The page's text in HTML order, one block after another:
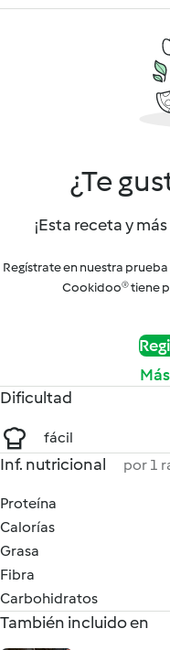
¿Te
¡Esta receta y
Regístrate en nuestra
Cookidoo® tiene
Dificultad
fácil
Inf. nutricional por 1
Proteína
Calorías
Grasa
Fibra
Carbohidratos
También incluido en